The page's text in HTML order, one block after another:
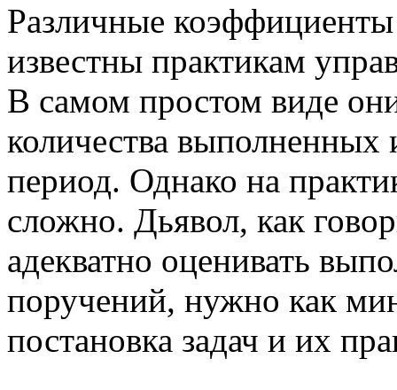
Различные
известны практикам
В самом простом виде
количества выполненных
период. Однако на
сложно. Дьявол, как
адекватно оценивать
поручений, нужно как
постановка задач и их